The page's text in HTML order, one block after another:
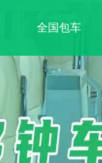
全国包车